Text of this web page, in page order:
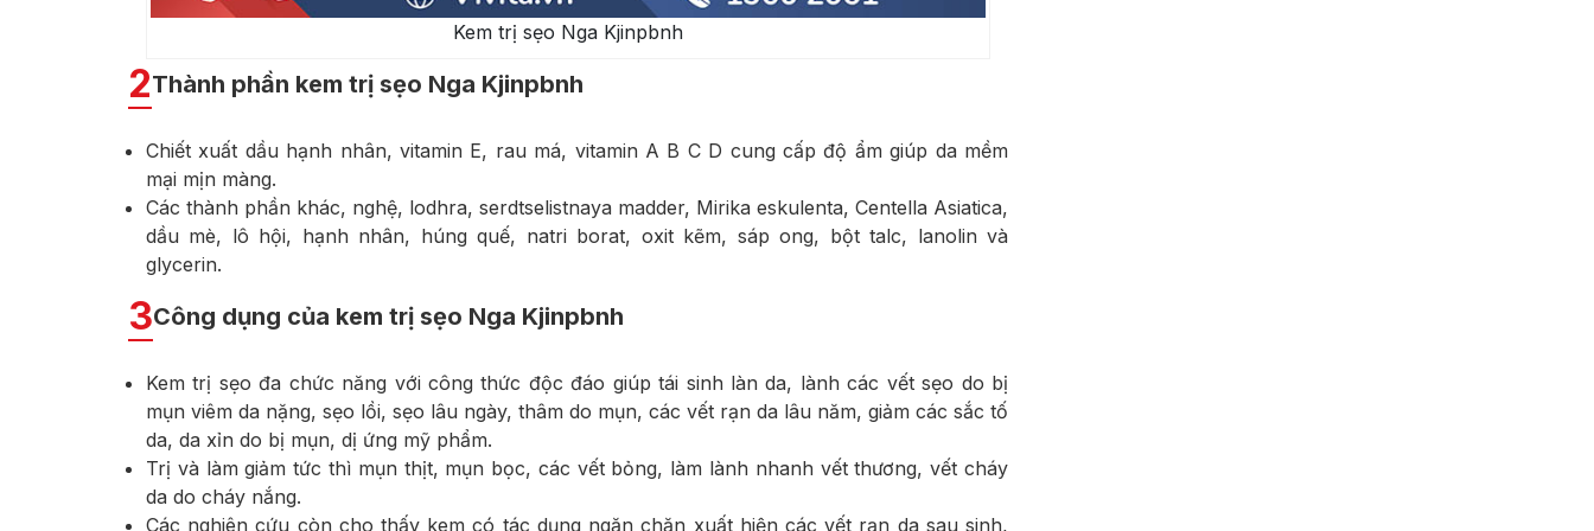
Kem trị sẹo Nga Kjinpbnh
2Thành phần kem trị sẹo Nga Kjinpbnh
Chiết xuất dầu hạnh nhân, vitamin E, rau má, vitamin A B C D cung cấp độ ẩm giúp da mềm
mại mịn màng.
Các thành phần khác, nghệ, lodhra, serdtselistnaya madder, Mirika eskulenta, Centella Asiatica,
dầu mè, lô hội, hạnh nhân, húng quế, natri borat, oxit kẽm, sáp ong, bột talc, lanolin và
glycerin.
3Công dụng của kem trị sẹo Nga Kjinpbnh
Kem trị sẹo đa chức năng với công thức độc đáo giúp tái sinh làn da, lành các vết sẹo do bị
mụn viêm da nặng, sẹo lồi, sẹo lâu ngày, thâm do mụn, các vết rạn da lâu năm, giảm các sắc tố
da, da xỉn do bị mụn, dị ứng mỹ phẩm.
Trị và làm giảm tức thì mụn thịt, mụn bọc, các vết bỏng, làm lành nhanh vết thương, vết cháy
da do cháy nắng.
Các nghiên cứu còn cho thấy kem có tác dụng ngăn chặn xuất hiện các vết rạn da sau sinh,